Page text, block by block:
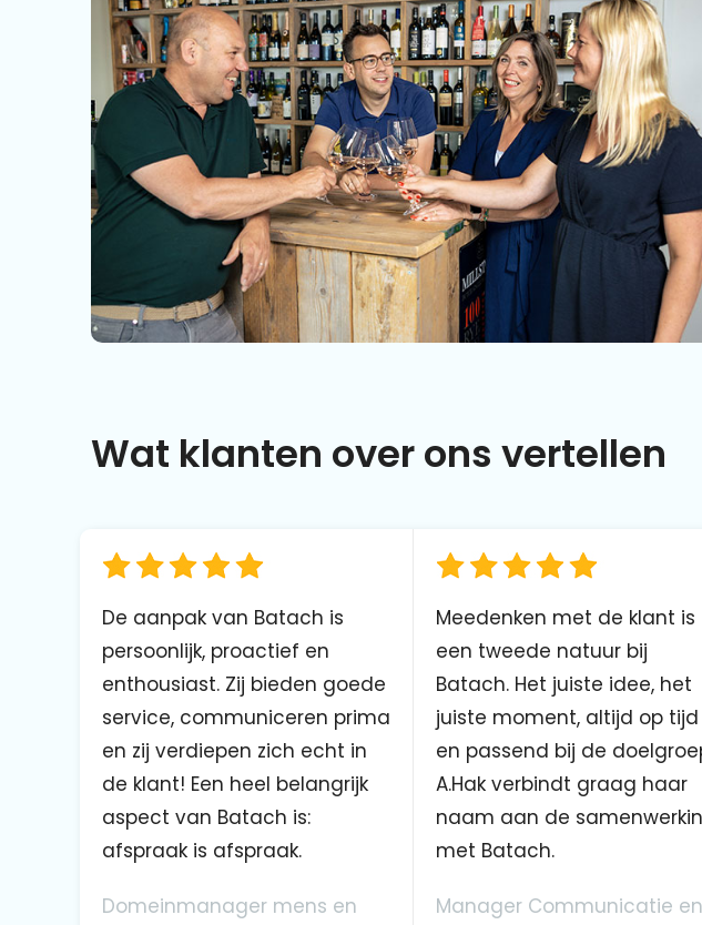
Wat klanten over ons vertellen
De aanpak van Batach is
persoonlijk, proactief en
enthousiast. Zij bieden goede
service, communiceren prima
en zij verdiepen zich echt in
de klant! Een heel belangrijk
aspect van Batach is:
afspraak is afspraak.
Domeinmanager mens en
Meedenken met de klant is
een tweede natuur bij
Batach. Het juiste idee, het
juiste moment, altijd op tijd
en passend bij de
A.Hak verbindt graag haar
naam aan de
met Batach.
Manager Communicatie en